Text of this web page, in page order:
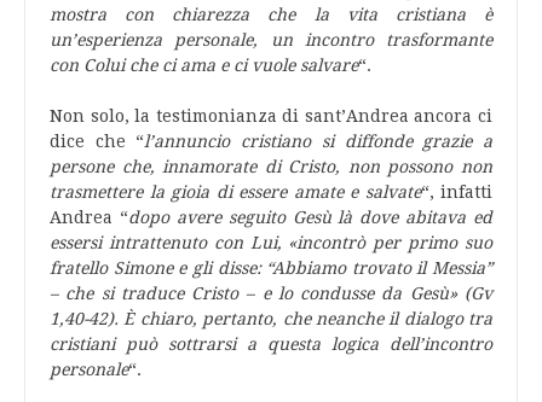
mostra con chiarezza che la vita cristiana è
un’esperienza personale, un incontro trasformante
con Colui che ci ama e ci vuole salvare“.
Non solo, la testimonianza di sant’Andrea ancora ci
dice che “l’annuncio cristiano si diffonde grazie a
persone che, innamorate di Cristo, non possono non
trasmettere la gioia di essere amate e salvate“, infatti
Andrea “dopo avere seguito Gesù là dove abitava ed
essersi intrattenuto con Lui, «incontrò per primo suo
fratello Simone e gli disse: “Abbiamo trovato il Messia”
– che si traduce Cristo – e lo condusse da Gesù» (Gv
1,40-42). È chiaro, pertanto, che neanche il dialogo tra
cristiani può sottrarsi a questa logica dell’incontro
personale“.